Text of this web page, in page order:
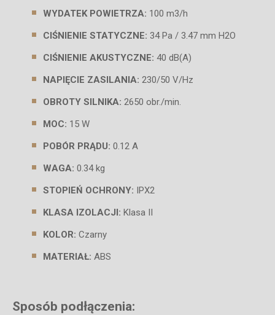
WYDATEK POWIETRZA: 100 m3/h
CIŚNIENIE STATYCZNE: 34 Pa / 3.47 mm H2O
CIŚNIENIE AKUSTYCZNE: 40 dB(A)
NAPIĘCIE ZASILANIA: 230/50 V/Hz
OBROTY SILNIKA: 2650 obr./min.
MOC: 15 W
POBÓR PRĄDU: 0.12 A
WAGA: 0.34 kg
STOPIEŃ OCHRONY: IPX2
KLASA IZOLACJI: Klasa II
KOLOR: Czarny
MATERIAŁ: ABS
Sposób podłączenia: